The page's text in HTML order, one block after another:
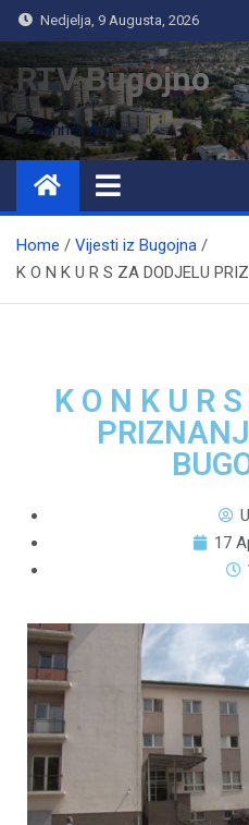
Nedjelja, 9 Augusta, 2026
RTV Bugojno
Home
Vijesti iz Bugojna
K O N K U R S ZA DODJELU
K O N K U R
17